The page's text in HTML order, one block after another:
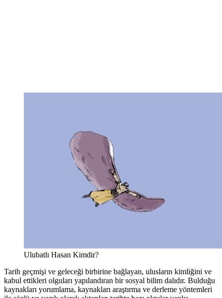
Ulubatlı Hasan Kimdir?
Tarih geçmişi ve geleceği birbirine bağlayan, ulusların kimliğini ve
kabul ettikleri olguları yapılandıran bir sosyal bilim dalıdır. Bulduğu
kaynakları yorumlama, kaynakları araştırma ve derleme yöntemleri